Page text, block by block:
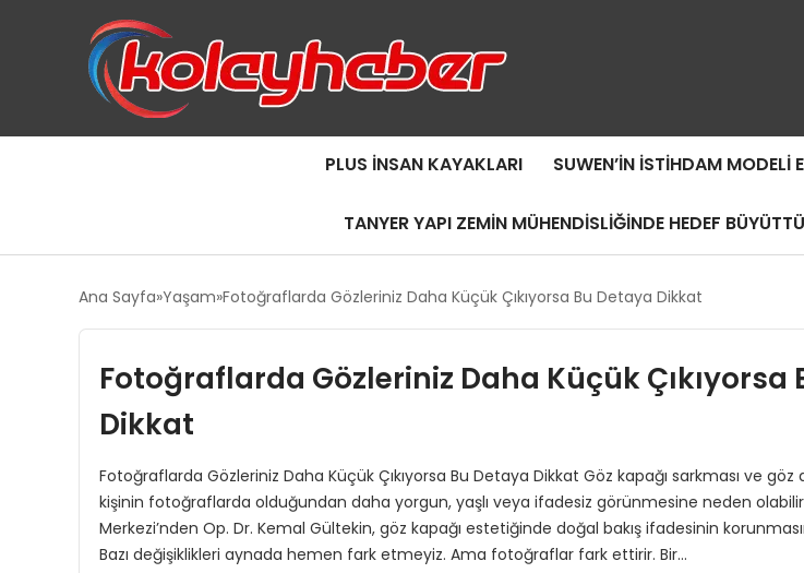
PLUS İNSAN KAYAKLARI SUWEN’IN İSTIHDAM
TANYER YAPI ZEMIN MÜHENDISLIĞINDE HEDEF BÜYÜTTÜ
Ana Sayfa Yaşam Fotoğraflarda Gözleriniz Daha Küçük Çıkıyorsa Bu Detaya Dikkat
Fotoğraflarda Gözleriniz Daha Küçük Çıkıyorsa
Dikkat
Fotoğraflarda Gözleriniz Daha Küçük Çıkıyorsa Bu Detaya Dikkat Göz kapağı sarkması ve göz
kişinin fotoğraflarda olduğundan daha yorgun, yaşlı veya ifadesiz görünmesine neden
Merkezi’nden Op. Dr. Kemal Gültekin, göz kapağı estetiğinde doğal bakış ifadesinin
Bazı değişiklikleri aynada hemen fark etmeyiz. Ama fotoğraflar fark ettirir. Bir…